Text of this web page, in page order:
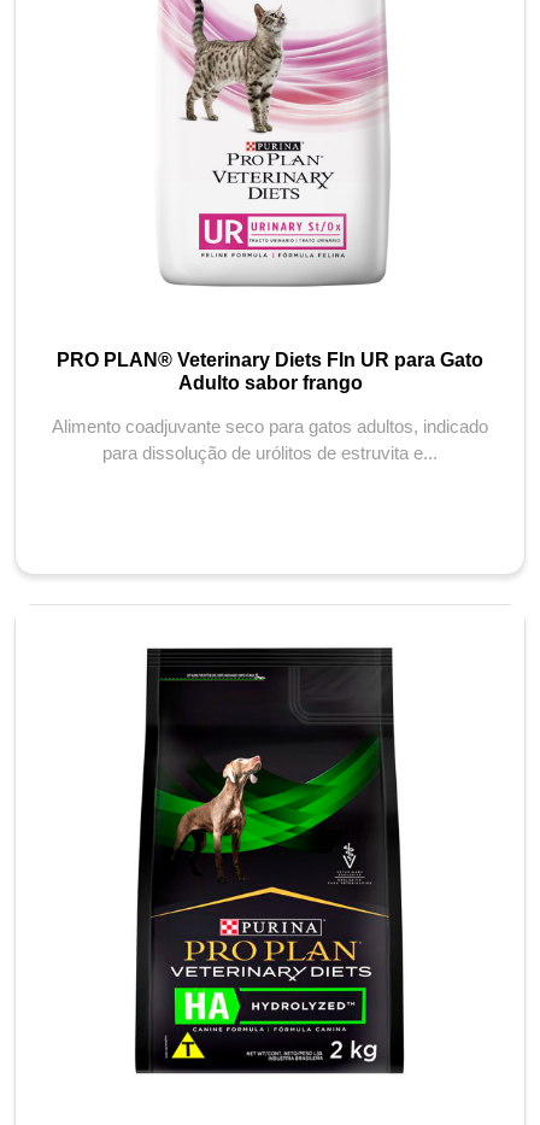
PRO PLAN® Veterinary Diets Fln UR para Gato
Adulto sabor frango
Alimento coadjuvante seco para gatos adultos, indicado
para dissolução de urólitos de estruvita e...